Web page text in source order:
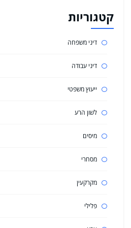
קטגוריות
דיני משפחה
דיני עבודה
ייעוץ משפטי
לשון הרע
מיסים
מסחרי
מקרקעין
פלילי